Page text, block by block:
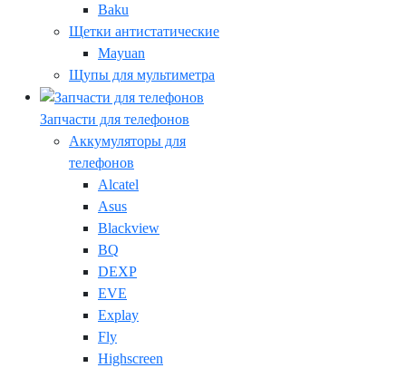
Baku
Щетки антистатические
Mayuan
Щупы для мультиметра
Запчасти для телефонов
Аккумуляторы для
телефонов
Alcatel
Asus
Blackview
BQ
DEXP
EVE
Explay
Fly
Highscreen